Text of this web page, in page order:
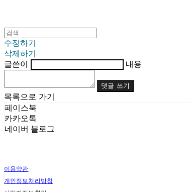
수정하기
삭제하기
글쓴이
내용
댓글 쓰기
목록으로 가기
페이스북
카카오톡
네이버 블로그
이용약관
개인정보처리방침